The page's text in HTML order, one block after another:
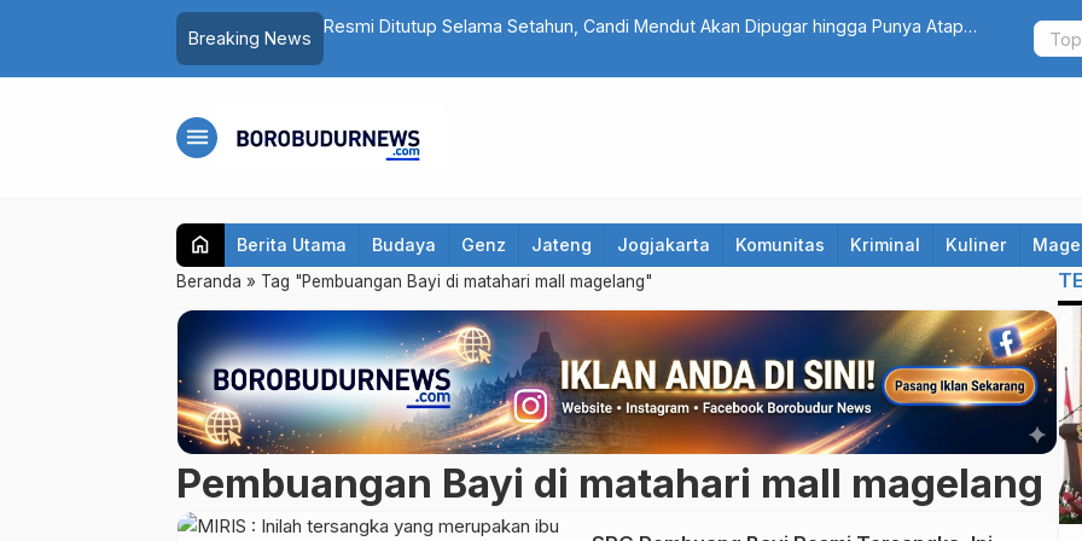
Breaking News
Resmi Ditutup Selama Setahun, Candi Mendut Akan Dipugar hingga Punya Atap
Fantastis!
Bidik
menu
home Berita Utama Budaya Genz Jateng Jogjakarta Komunitas Kriminal Kuliner
Beranda » Tag "Pembuangan Bayi di matahari mall magelang"
Pembuangan Bayi di matahari mall magelang